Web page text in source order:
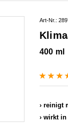
Art-Nr.:
400 ml
reinigt
wirkt in